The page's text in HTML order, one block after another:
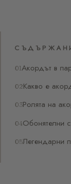
Акордът в
Какво е
Ролята на
Обонятелни
Легендарни